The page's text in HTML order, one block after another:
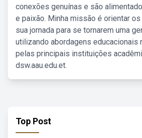
conexões genuínas e são
e paixão. Minha missão é orientar
sua jornada para se tornarem uma
utilizando abordagens educacionais
pelas principais instituições
dsw.aau.edu.et.
Top Post